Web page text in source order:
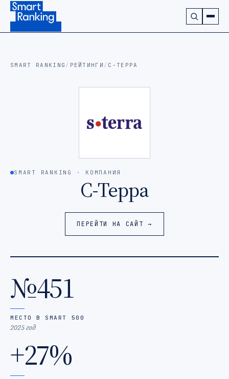
Подписаться на наш канал в Telegram (откроется в
SMART RANKING / РЕЙТИНГИ / С-ТЕРРА
SMART RANKING · КОМПАНИЯ
С-Терра
ПЕРЕЙТИ НА САЙТ →
№451
МЕСТО В SMART 500
2025 год
+27%